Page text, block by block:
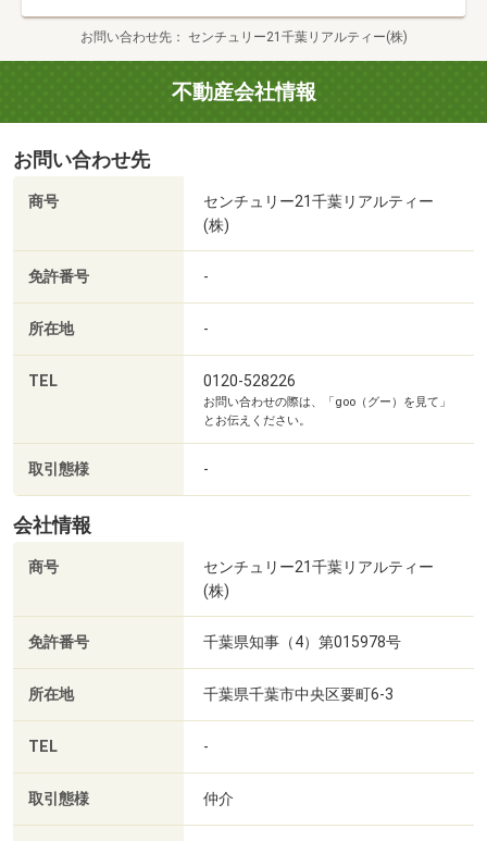
指定場所でお待ち合わせからのご案内も可能です。弊社へ
のご来社などもご相談してください。
ご希望があれば周辺環境（駅・お買い物施設・教育施設）
◆ご予約方法
事前に鍵の手配が必要な場合がありますので、お早目にご
連絡をいただけると、ご案内がスムーズです。
◆住宅ローン相談
住宅ローンの支払いはどの位になるのか知りたい？自分達
の年収からどの位の家が買えるのか知りたい？他の借入・
ローンがあり住宅ローンが借りられるか心配などなど？弊
社には有資格者の住宅ローンアドバイザーおります。適確
にアドバイス致しますのでご安心を。まずはお気軽にご相
談いただき、資金面の不安を解決して下さい。
お問い合わせ先 センチュリー21千葉リアルティー(株)
不動産会社情報
お問い合わせ先
商号
センチュリー21千葉リアルティー
(株)
免許番号 -
所在地 -
TEL 0120-528226
お問い合わせの際は、「goo（グー）を見て」
とお伝えください。
取引態様 -
会社情報
商号
センチュリー21千葉リアルティー
(株)
免許番号 千葉県知事（4）第015978号
所在地 千葉県千葉市中央区要町6-3
TEL -
取引態様 仲介